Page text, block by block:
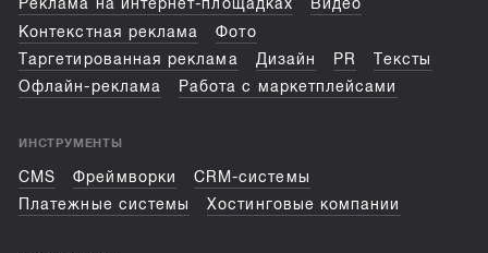
Реклама на интернет-площадках
Видео
Контекстная реклама
Фото
Таргетированная реклама
Дизайн PR
Тексты
Офлайн-реклама
Работа с маркетплейсами
ИНСТРУМЕНТЫ
CMS Фреймворки
CRM-системы
Платежные системы
Хостинговые компании